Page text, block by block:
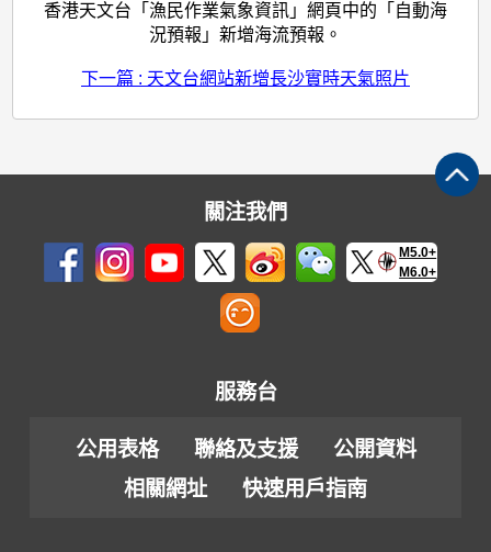
香港天文台「漁民作業氣象資訊」網頁中的「自動海
況預報」新增海流預報。
下一篇 : 天文台網站新增長沙實時天氣照片
關注我們
M5.0+
M6.0+
服務台
公用表格 聯絡及支援
公開資料
相關網址
快速用戶指南